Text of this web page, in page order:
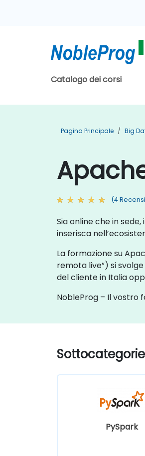
Catalogo dei corsi
Pagina Principale Big
(4
Sia online che in
inserisca
La formazione su
remota live”) si
del cliente in Italia
NobleProg – Il vostro
PySpark